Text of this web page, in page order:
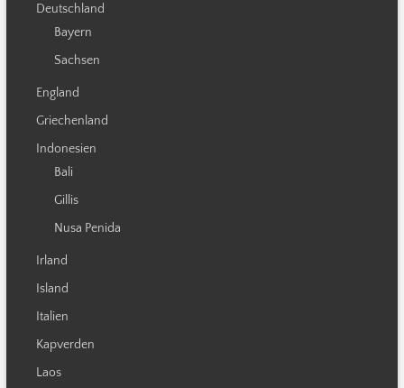
Deutschland
Bayern
Sachsen
England
Griechenland
Indonesien
Bali
Gillis
Nusa Penida
Irland
Island
Italien
Kapverden
Laos